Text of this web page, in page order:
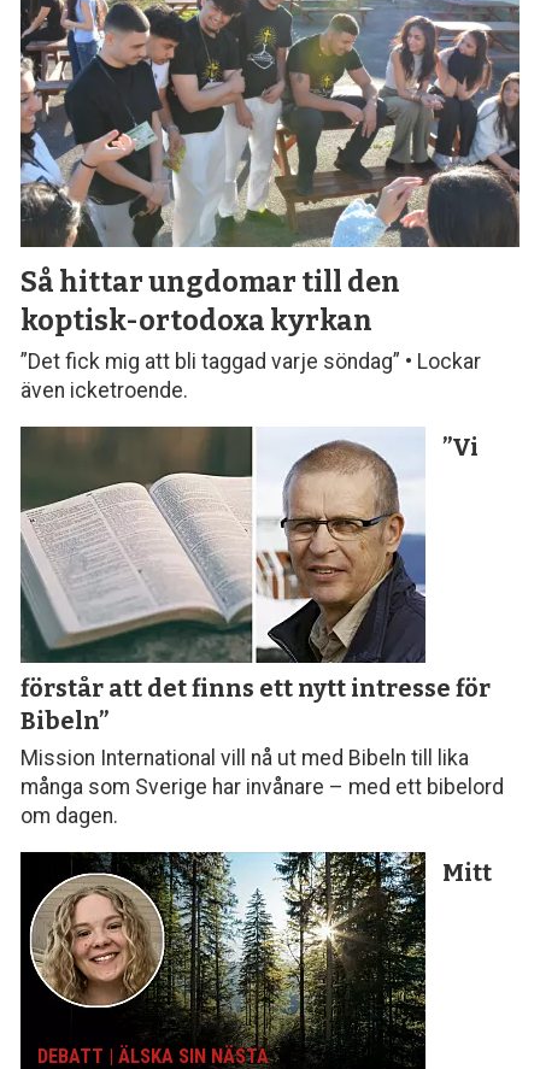
Så hittar ungdomar till den
koptisk-ortodoxa kyrkan
”Det fick mig att bli taggad varje söndag” • Lockar
även icketroende.
”Vi
förstår att det finns ett nytt intresse för
Bibeln”
Mission International vill nå ut med Bibeln till lika
många som Sverige har invånare – med ett bibelord
om dagen.
DEBATT | ÄLSKA SIN NÄSTA
Mitt